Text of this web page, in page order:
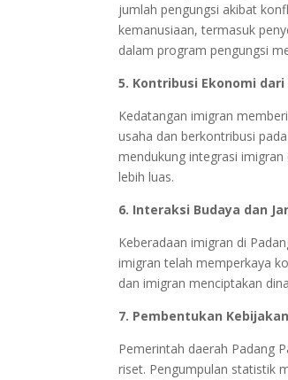
jumlah pengungsi akibat
kemanusiaan, termasuk
dalam program pengungsi
5. Kontribusi Ekonomi
Kedatangan imigran
usaha dan berkontribusi
mendukung integrasi
lebih luas.
6. Interaksi Budaya dan
Keberadaan imigran di
imigran telah memperkaya
dan imigran menciptakan
7. Pembentukan
Pemerintah daerah Padang
riset. Pengumpulan statistik